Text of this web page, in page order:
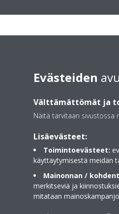
vaikutus - jäähdytys
vaikutus optimoi ilmavirtauksen
suunniteltujen läppien avulla
koko huoneessa tarkasti
ansiosta
järjestelmä
ulkoyksikköön voidaan kytkeä jopa
nämä olisivat eri tehoisia. Kaikkia
yksittäin samassa lämmitys- tai
Evästeiden
Välttämättömät ja
Näitä tarvitaan sivustossa
Lisäevästeet:
Toimintoevästeet:
käyttäytymisestä meidän
Mainonnan /
merkitseviä ja
mitataan